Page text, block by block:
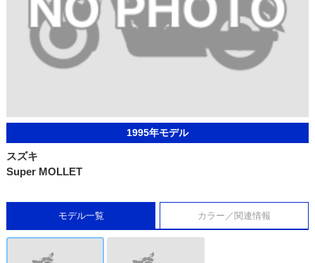
1995年モデル
スズキ
Super MOLLET
モデル一覧 カラー／関連情報